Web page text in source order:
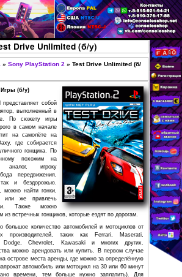
Перейти к основному
содержанию
И
В
Test Drive Unlimited (б/у)
Sony PlayStation 2 » Test
товара: Игры (б/у)
Unlimited представляет собой
выполненный в
графике. По сюжету игры
которого в самом начале
игрок, летит на самолёте на
остров Оаху, где собирается
карьеру уличного гонщика. По
воссозданному похожим на
аналог, игроку
свобода передвижения,
так и бездорожью.
острову, можно найти гонки,